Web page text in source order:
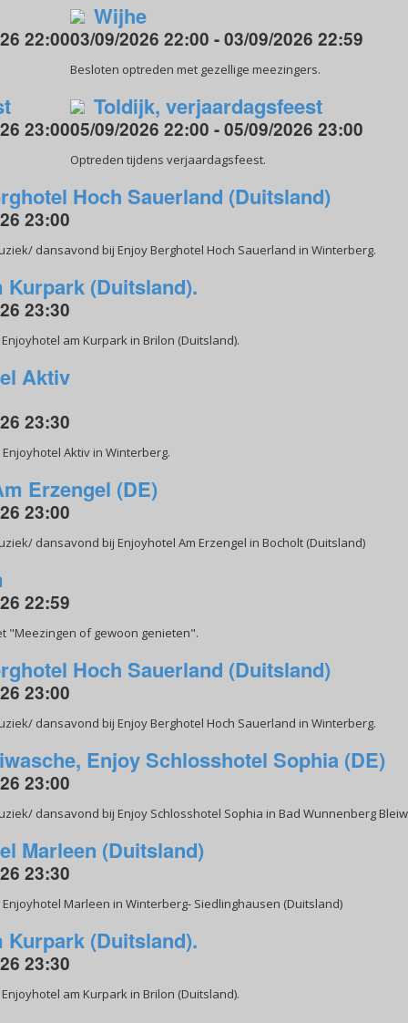
22:00
Wijhe
03/09/2026 22:00 - 03/09/2026 22:59
Besloten optreden met gezellige meezingers.
23:00
Toldijk, verjaardagsfeest
05/09/2026 22:00 - 05/09/2026 23:00
Optreden tijdens verjaardagsfeest.
Hoch Sauerland (Duitsland)
23:00
dansavond bij Enjoy Berghotel Hoch Sauerland in Winterberg.
(Duitsland).
23:30
am Kurpark in Brilon (Duitsland).
Aktiv
23:30
Aktiv in Winterberg.
Erzengel (DE)
23:00
dansavond bij Enjoyhotel Am Erzengel in Bocholt (Duitsland)
22:59
"Meezingen of gewoon genieten".
Hoch Sauerland (Duitsland)
23:00
dansavond bij Enjoy Berghotel Hoch Sauerland in Winterberg.
Enjoy Schlosshotel Sophia (DE)
23:00
dansavond bij Enjoy Schlosshotel Sophia in Bad Wunnenberg
Marleen (Duitsland)
23:30
Marleen in Winterberg- Siedlinghausen (Duitsland)
(Duitsland).
23:30
am Kurpark in Brilon (Duitsland).